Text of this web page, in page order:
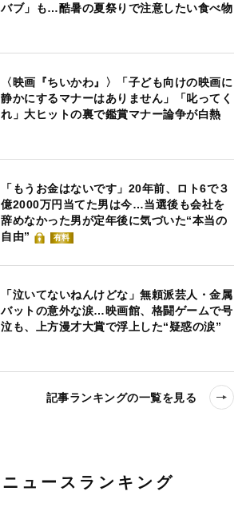
バブ」も…酷暑の夏祭りで注意したい食べ物
〈映画『ちいかわ』〉「子ども向けの映画に
静かにするマナーはありません」「叱ってく
れ」大ヒットの裏で鑑賞マナー論争が白熱
「もうお金はないです」20年前、ロト6で３
億2000万円当てた男は今…当選後も会社を
辞めなかった男が定年後に気づいた“本当の
自由”
有料
「泣いてないねんけどな」無頼派芸人・金属
バットの意外な涙…映画館、格闘ゲームで号
泣も、上方漫才大賞で浮上した“疑惑の涙”
記事ランキングの一覧を見る
ニュースランキング